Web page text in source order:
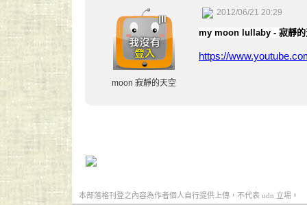
moon 寂靜的天空
2012/06/21 20:29
my moon lullaby - 寂靜的
https://
本部落格刊登之內容為作者個人自行提供上傳，不代表 udn 立場。